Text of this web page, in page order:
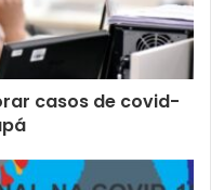
casos de covid-